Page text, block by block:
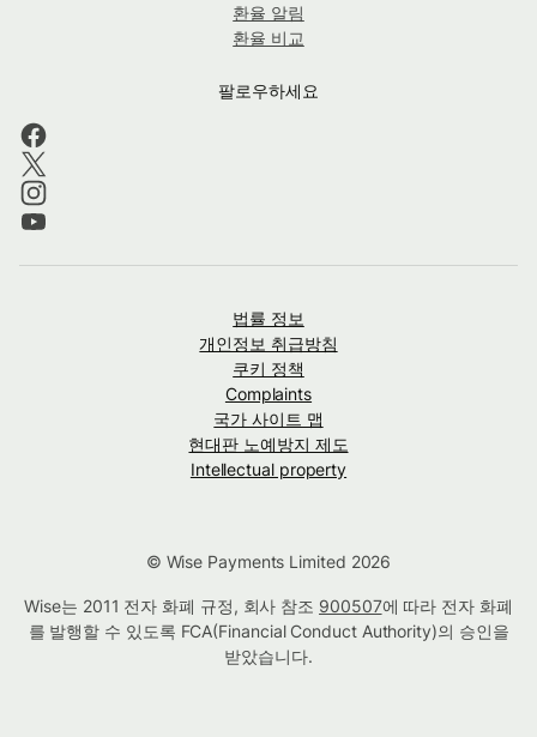
환율 알림
환율 비교
팔로우하세요
법률 정보
개인정보 취급방침
쿠키 정책
Complaints
국가 사이트 맵
현대판 노예방지 제도
Intellectual property
© Wise Payments Limited 2026
Wise는 2011 전자 화폐 규정, 회사 참조 900507에 따라 전자 화폐
를 발행할 수 있도록 FCA(Financial Conduct Authority)의 승인을
받았습니다.